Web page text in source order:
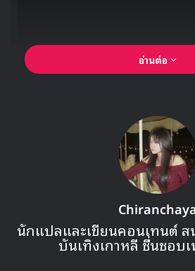
HALLYU
NewJeans ยังทำลายสถิติในชาร์ตประจ
Melon อีก “Ditto” ครองอันดับสูงสุดเ
ชาร์ต Melon รายสัปดาห์ (27 กุมภาพั
ที่ประกาศในวันเดียวกัน นับเป็นช่วงเว
การเริ่มให้บริการสตรีมมิ่งเพลง
อ่านต่อ
นักแปลและเขียนคอนเทนต์ ส
บันเทิงเกาหลี ชื่นชอบ